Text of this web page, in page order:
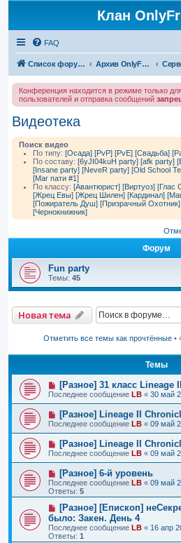
Клан
FAQ
Список форумов Архив OnlyFriends
Конференция находится в режиме только
пользователей и отправка сообщений
Видеотека
Поиск видео
По типу: [Осада] [PvP] [PvE] [Свадьба]
По составу: [6yJI04kuH party] [afk party]
[Insane party] [NeveR party] [Old School
[Маг пати #1]
По классу: [Авантюрист] [Виртуоз] [Глас
[Жрец Евы] [Жрец Шилен] [Кардинал]
[Пожиратель Душ] [Призрачный Охотник]
[Чернокнижник]
Форум
Fun party
Темы: 45
Новая тема
Отметить все темы как прочтённые•
Темы
[Разное] 31 класс Lineage II
Последнее сообщение LB « 30 май
[Разное] Lineage II
Последнее сообщение LB « 09 май
[Разное] Lineage II
Последнее сообщение LB « 09 май
[Разное] 6-й уровень
Последнее сообщение LB « 09 май
Ответы: 5
[Разное] [Епископ]
было: Закен. День 4
Последнее сообщение LB « 16 апр
Ответы: 1